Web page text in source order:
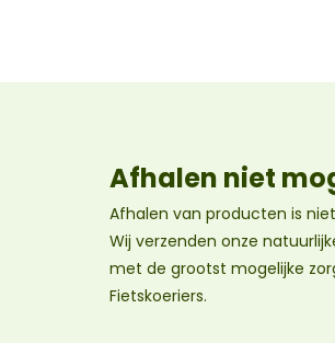
Afhalen niet
Afhalen van producten is
Wij verzenden onze
met de grootst mogelijke
Fietskoeriers.